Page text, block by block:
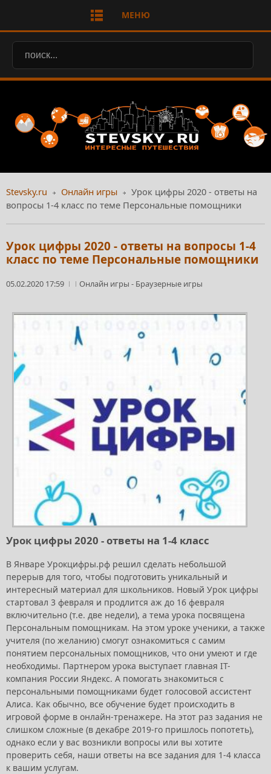
МЕНЮ
Stevsky.ru Онлайн игры
Урок цифры 2020 - ответы на
вопросы 1-4 класс по теме Персональные помощники
Урок цифры 2020 - ответы на вопросы 1-4
класс по теме Персональные помощники
05.02.2020 17:59 Онлайн игры - Браузерные игры
Урок цифры 2020 - ответы на 1-4 класс
В Январе Урокцифры.рф решил сделать небольшой
перерыв для того, чтобы подготовить уникальный и
интересный материал для школьников. Новый Урок цифры
стартовал 3 февраля и продлится аж до 16 февраля
включительно (т.е. две недели), а тема урока посвящена
Персональным помощникам. На этом уроке ученики, а также
учителя (по желанию) смогут ознакомиться с самим
понятием персональных помощников, что они умеют и где
необходимы. Партнером урока выступает главная IT-
компания России Яндекс. А помогать знакомиться с
персональными помощниками будет голосовой ассистент
Алиса. Как обычно, все обучение будет происходить в
игровой форме в онлайн-тренажере. На этот раз задания не
слишком сложные (в декабре 2019-го пришлось попотеть),
однако если у вас возникли вопросы или вы хотите
проверить себя, наши ответы на все задания для 1-4 класса
к вашим услугам.